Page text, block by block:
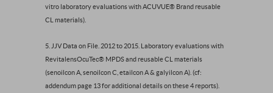
vitro laboratory evaluations with ACUVUE® Brand reusable
CL materials).
5. JJV Data on File. 2012 to 2015. Laboratory evaluations with
RevitalensOcuTec® MPDS and reusable CL materials
(senoilcon A, senoilcon C, etailcon A & galyilcon A). (cf:
addendum page 13 for additional details on these 4 reports).